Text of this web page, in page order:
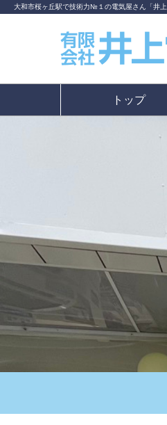
大和市桜ヶ丘駅で技術力№１の電気屋さん「井上
トップ